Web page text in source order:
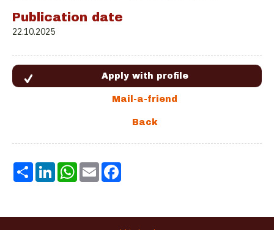
Publication date
22.10.2025
Share LinkedInWhatsApp
Email